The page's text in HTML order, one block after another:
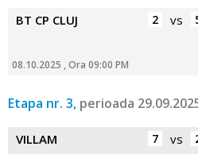
BT CP CLUJ 2 vs
08.10.2025 , Ora 09:00 PM
Etapa nr. 3, perioada
VILLAM 7 vs